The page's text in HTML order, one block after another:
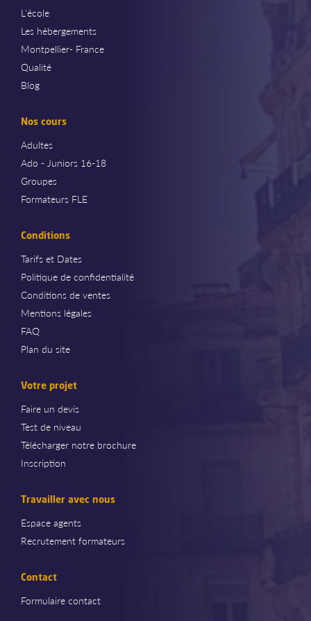
L'école
Les hébergements
Montpellier- France
Qualité
Blog
Nos cours
Adultes
Ado - Juniors 16-18
Groupes
Formateurs FLE
Conditions
Tarifs et Dates
Politique de confidentialité
Conditions de ventes
Mentions légales
FAQ
Plan du site
Votre projet
Faire un devis
Test de niveau
Télécharger notre brochure
Inscription
Travailler avec nous
Espace agents
Recrutement formateurs
Contact
Formulaire contact